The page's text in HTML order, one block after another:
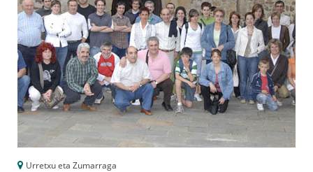
Urretxu eta Zumarraga